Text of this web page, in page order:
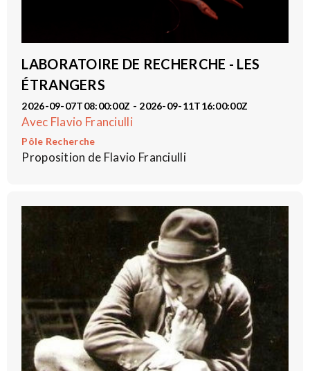
LABORATOIRE DE RECHERCHE - LES
ÉTRANGERS
2026-09-07T08:00:00Z - 2026-09-11T16:00:00Z
Avec Flavio Franciulli
Pôle Recherche
Proposition de Flavio Franciulli